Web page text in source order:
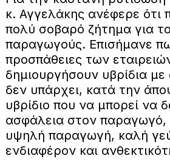
κ. Αγγελάκης ανέφερε ότι
πολύ σοβαρό ζήτημα για
παραγωγούς. Επισήμανε
προσπάθειες των
δημιουργήσουν υβρίδια
δεν υπάρχει, κατά την
υβρίδιο που να μπορεί να
ασφάλεια στον παραγωγό,
υψηλή παραγωγή, καλή
ενδιαφέρον και